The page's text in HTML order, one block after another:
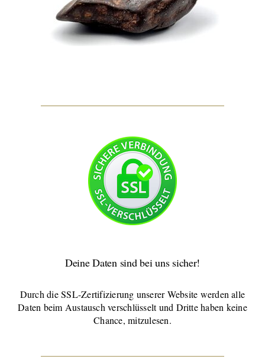
Deine Daten sind bei uns sicher!
Durch die SSL-Zertifizierung unserer Website werden alle
Daten beim Austausch verschlüsselt und Dritte haben keine
Chance, mitzulesen.